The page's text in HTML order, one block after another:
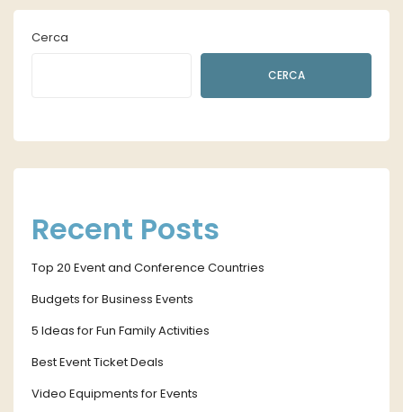
Cerca
CERCA
Recent Posts
Top 20 Event and Conference Countries
Budgets for Business Events
5 Ideas for Fun Family Activities
Best Event Ticket Deals
Video Equipments for Events